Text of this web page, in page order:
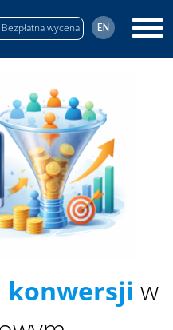
Bezpłatna wycena
konwersjiw